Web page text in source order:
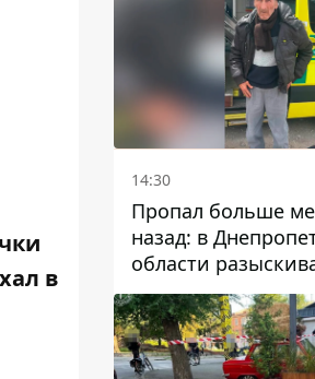
в
14:30
Пропал больше
назад: в
области
летнего мужчину